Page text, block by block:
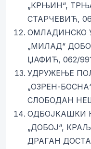
„КРЊИН“,
СТАРЧЕВИЋ,
ОМЛАДИНСКО
„МИЛАД“
ЏАФИЋ, 062/
УДРУЖЕЊЕ
„ОЗРЕН-
СЛОБОДАН
ОДБОЈКАШКИ
„ДОБОЈ“,
ДРАГАН